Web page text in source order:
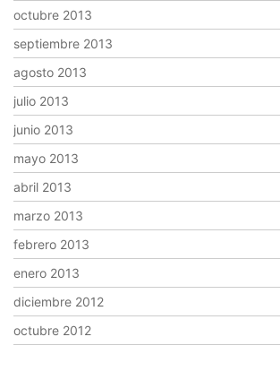
octubre 2013
septiembre 2013
agosto 2013
julio 2013
junio 2013
mayo 2013
abril 2013
marzo 2013
febrero 2013
enero 2013
diciembre 2012
octubre 2012